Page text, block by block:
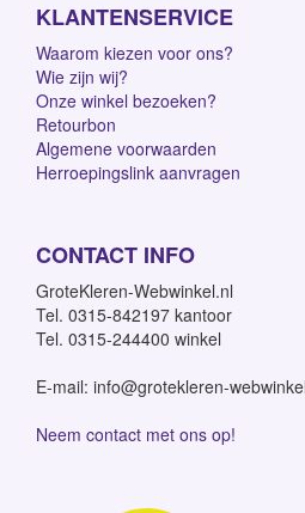
KLANTENSERVICE
Waarom kiezen voor ons?
Wie zijn wij?
Onze winkel bezoeken?
Retourbon
Algemene voorwaarden
Herroepingslink aanvragen
CONTACT INFO
GroteKleren-Webwinkel.nl
Tel. 0315-842197 kantoor
Tel. 0315-244400 winkel
E-mail: info@grotekleren-
Neem contact met ons op!